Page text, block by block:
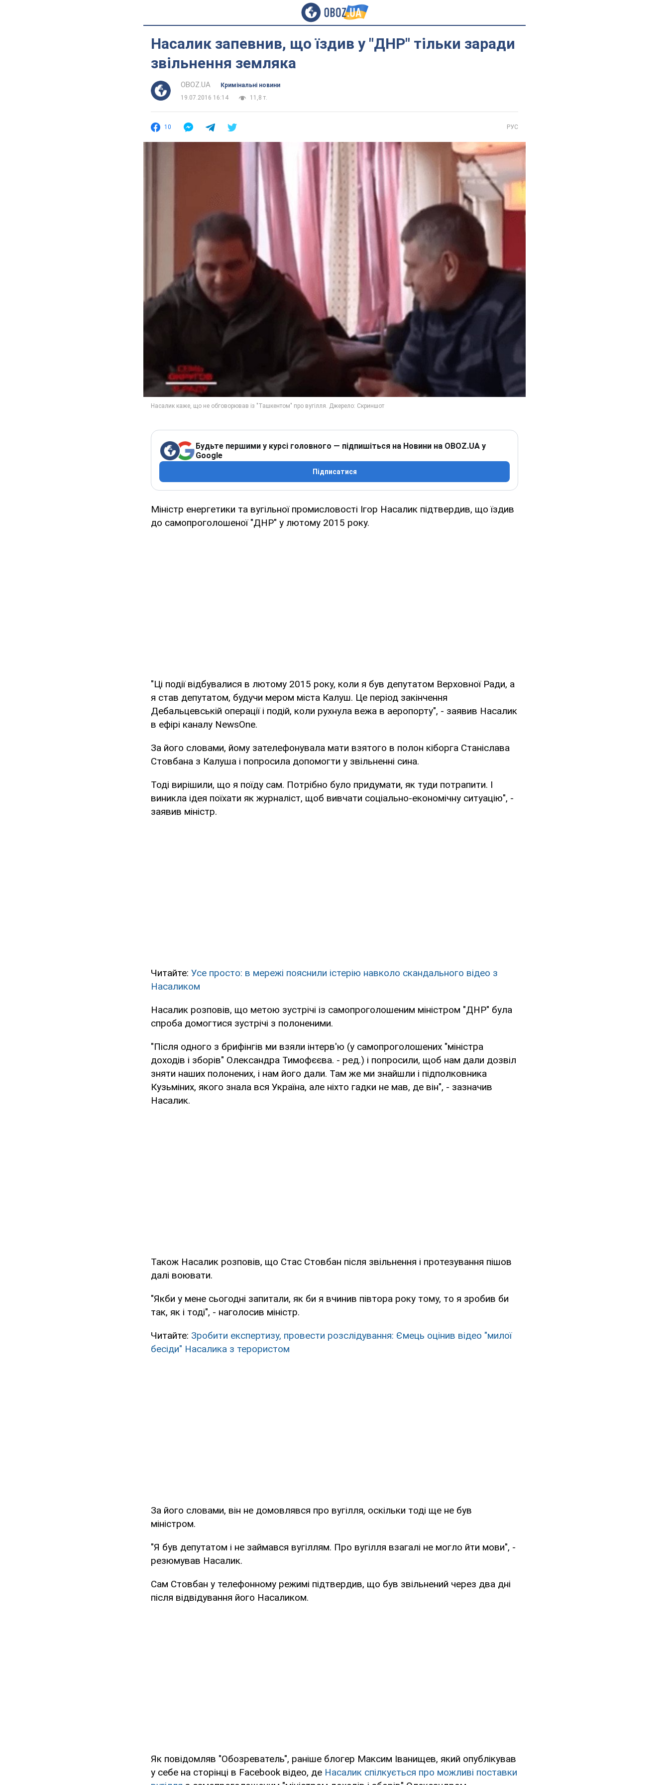
Насалик запевнив, що їздив у "ДНР" тільки заради
звільнення земляка
OBOZ.UA
Кримінальні новини
19.07.2016 16:14
11,8 т.
10 РУС
Будьте першими у курсі головного — підпишіться на Новини на OBOZ.UA у
Google
Підписатися
Міністр енергетики та вугільної промисловості Ігор Насалик підтвердив, що їздив
до самопроголошеної "ДНР" у лютому 2015 року.
"Ці події відбувалися в лютому 2015 року, коли я був депутатом Верховної Ради, а
я став депутатом, будучи мером міста Калуш. Це період закінчення
Дебальцевській операції і подій, коли рухнула вежа в аеропорту", - заявив Насалик
в ефірі каналу NewsOne.
За його словами, йому зателефонувала мати взятого в полон кіборга Станіслава
Стовбана з Калуша і попросила допомогти у звільненні сина.
Тоді вирішили, що я поїду сам. Потрібно було придумати, як туди потрапити. І
виникла ідея поїхати як журналіст, щоб вивчати соціально-економічну ситуацію", -
заявив міністр.
Читайте: Усе просто: в мережі пояснили істерію навколо скандального відео з
Насаликом
Насалик розповів, що метою зустрічі із самопроголошеним міністром "ДНР" була
спроба домогтися зустрічі з полоненими.
"Після одного з брифінгів ми взяли інтерв'ю (у самопроголошених "міністра
доходів і зборів" Олександра Тимофєєва. - ред.) і попросили, щоб нам дали дозвіл
зняти наших полонених, і нам його дали. Там же ми знайшли і підполковника
Кузьміних, якого знала вся Україна, але ніхто гадки не мав, де він", - зазначив
Насалик.
Також Насалик розповів, що Стас Стовбан після звільнення і протезування пішов
далі воювати.
"Якби у мене сьогодні запитали, як би я вчинив півтора року тому, то я зробив би
так, як і тоді", - наголосив міністр.
Читайте: Зробити експертизу, провести розслідування: Ємець оцінив відео "милої
бесіди" Насалика з терористом
За його словами, він не домовлявся про вугілля, оскільки тоді ще не був
міністром.
"Я був депутатом і не займався вугіллям. Про вугілля взагалі не могло йти мови", -
резюмував Насалик.
Сам Стовбан у телефонному режимі підтвердив, що був звільнений через два дні
після відвідування його Насаликом.
Як повідомляв "Обозреватель", раніше блогер Максим Іванищев, який опублікував
у себе на сторінці в Facebook відео, де Насалик спілкується про можливі поставки